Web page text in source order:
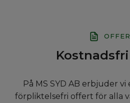
På MS SYD AB erbjuder
förpliktelsefri offert för alla